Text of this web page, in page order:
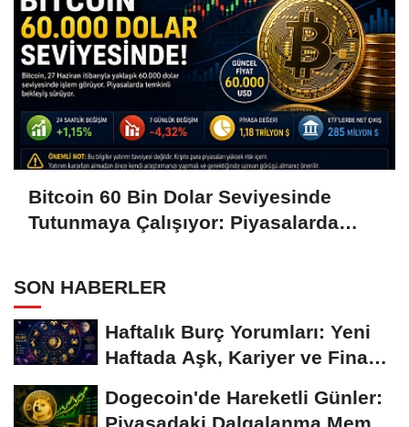
Bitcoin 60 Bin Dolar Seviyesinde
Tutunmaya Çalışıyor: Piyasalarda
SON HABERLER
Haftalık Burç Yorumları: Yeni
Haftada Aşk, Kariyer ve Finans
Dogecoin'de Hareketli Günler: